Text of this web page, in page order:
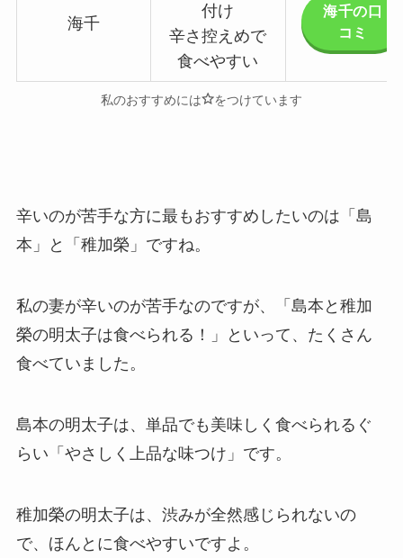
海千
付け
辛さ控えめで
食べやすい
海千の口
コミ
私のおすすめには をつけています
辛いのが苦手な方に最もおすすめしたいのは「 島
本 」と「 稚加榮 」ですね。
私の妻が辛いのが苦手なのですが、「島本と稚加
榮の明太子は食べられる！」といって、たくさん
食べていました。
島本の明太子は、単品でも美味しく食べられるぐ
らい「やさしく上品な味つけ」です。
稚加榮の明太子は、渋みが全然感じられないの
で、ほんとに食べやすいですよ。